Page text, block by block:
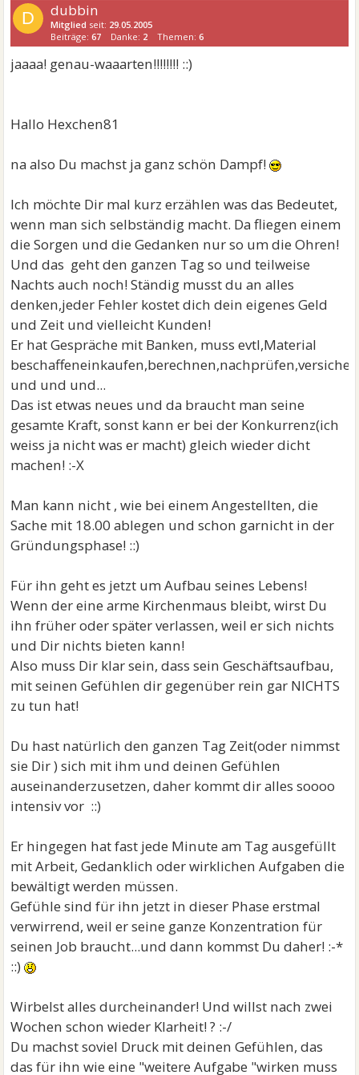
D dubbin
Mitglied seit: 29.05.2005
Beiträge:67 Danke: 2 Themen:6
jaaaa! genau-waaarten!!!!!!!! ::)
Hallo Hexchen81
na also Du machst ja ganz schön Dampf!
Ich möchte Dir mal kurz erzählen was das Bedeutet,
wenn man sich selbständig macht. Da fliegen einem
die Sorgen und die Gedanken nur so um die Ohren!
Und das geht den ganzen Tag so und teilweise
Nachts auch noch! Ständig musst du an alles
denken,jeder Fehler kostet dich dein eigenes Geld
und Zeit und vielleicht Kunden!
Er hat Gespräche mit Banken, muss evtl,Material
und und und...
Das ist etwas neues und da braucht man seine
gesamte Kraft, sonst kann er bei der Konkurrenz(ich
weiss ja nicht was er macht) gleich wieder dicht
machen! :-X
Man kann nicht , wie bei einem Angestellten, die
Sache mit 18.00 ablegen und schon garnicht in der
Gründungsphase! ::)
Für ihn geht es jetzt um Aufbau seines Lebens!
Wenn der eine arme Kirchenmaus bleibt, wirst Du
ihn früher oder später verlassen, weil er sich nichts
und Dir nichts bieten kann!
Also muss Dir klar sein, dass sein Geschäftsaufbau,
mit seinen Gefühlen dir gegenüber rein gar NICHTS
zu tun hat!
Du hast natürlich den ganzen Tag Zeit(oder nimmst
sie Dir ) sich mit ihm und deinen Gefühlen
auseinanderzusetzen, daher kommt dir alles soooo
intensiv vor ::)
Er hingegen hat fast jede Minute am Tag ausgefüllt
mit Arbeit, Gedanklich oder wirklichen Aufgaben die
bewältigt werden müssen.
Gefühle sind für ihn jetzt in dieser Phase erstmal
verwirrend, weil er seine ganze Konzentration für
seinen Job braucht...und dann kommst Du daher! :-*
::)
Wirbelst alles durcheinander! Und willst nach zwei
Wochen schon wieder Klarheit! ? :-/
Du machst soviel Druck mit deinen Gefühlen, das
das für ihn wie eine "weitere Aufgabe "wirken muss